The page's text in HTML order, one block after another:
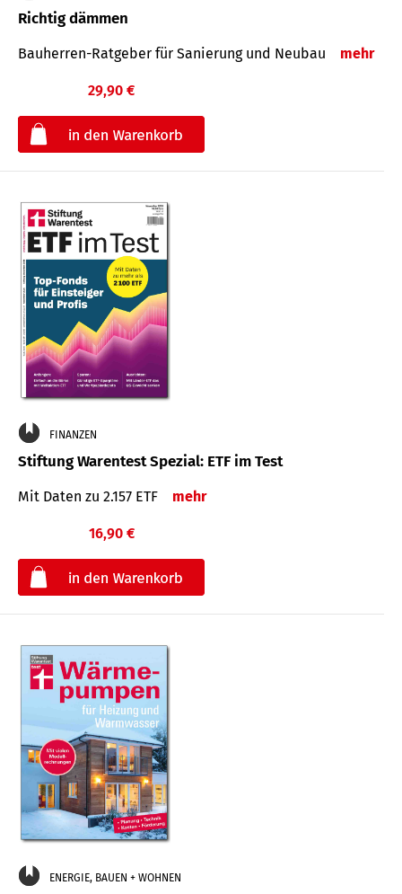
Richtig dämmen
Bauherren-Ratgeber für Sanierung und Neubau mehr
29,90 €
FINANZEN
Stiftung Warentest Spezial: ETF im Test
Mit Daten zu 2.157 ETF mehr
16,90 €
ENERGIE, BAUEN + WOHNEN